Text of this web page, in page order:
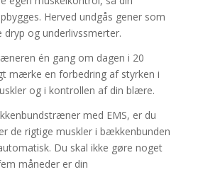
Herved undgås gener som
dryp og underlivssmerter.
én gang om dagen i 20
mærke en forbedring af styrken i
og i kontrollen af din blære.
med EMS, er du
de rigtige muskler i bækkenbunden
Du skal ikke gøre noget
måneder er din